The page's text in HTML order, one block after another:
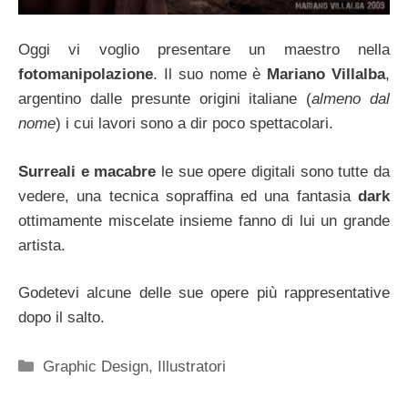
Oggi vi voglio presentare un maestro nella
fotomanipolazione. Il suo nome è Mariano Villalba,
argentino dalle presunte origini italiane (almeno dal
nome) i cui lavori sono a dir poco spettacolari.
Surreali e macabre le sue opere digitali sono tutte da
vedere, una tecnica sopraffina ed una fantasia dark
ottimamente miscelate insieme fanno di lui un grande
artista.
Godetevi alcune delle sue opere più rappresentative
dopo il salto.
Categorie
Graphic Design, Illustratori